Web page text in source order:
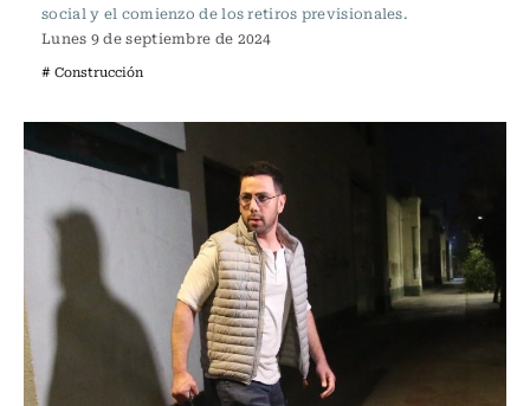
social y el comienzo de los retiros previsionales.
Lunes 9 de septiembre de 2024
# Construcción